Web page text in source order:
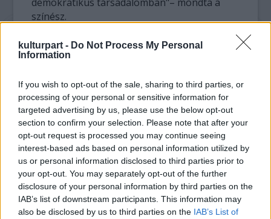
kulturpart - Do Not Process My Personal
Information
If you wish to opt-out of the sale, sharing to third parties, or
processing of your personal or sensitive information for
targeted advertising by us, please use the below opt-out
section to confirm your selection. Please note that after your
opt-out request is processed you may continue seeing
interest-based ads based on personal information utilized by
us or personal information disclosed to third parties prior to
your opt-out. You may separately opt-out of the further
disclosure of your personal information by third parties on the
IAB’s list of downstream participants. This information may
also be disclosed by us to third parties on the IAB’s List of
színész.
Elser szerelmét Katharina Schuttler játssza.
"Ez a történet egy nagyon zárt világban
egy falu. Szinte belülről követjük a történetet,
és értjük, miként változnak az emberek, hogy
mit miért tesznek, és hogy a magánéleti
konfliktusokat hogyan szövi át a politika"-
magyarázta a színésznő.
Elsert a meghiúsult merénylet után azonnal
letartóztatta a Gestapo. Öt éven át tartották
fogva Dachauban. 1945 áprilisában, négy
héttel a háború vége előtt végezték ki. Oliver